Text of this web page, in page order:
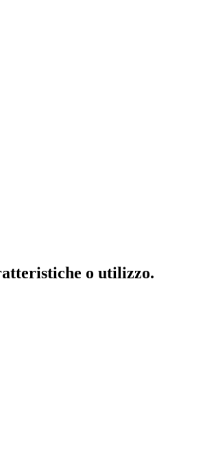
o utilizzo.